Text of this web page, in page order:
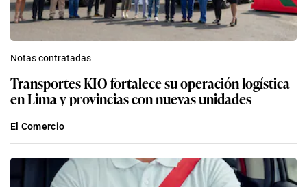
Notas contratadas
Transportes KIO fortalece su operación logística
en Lima y provincias con nuevas unidades
El Comercio